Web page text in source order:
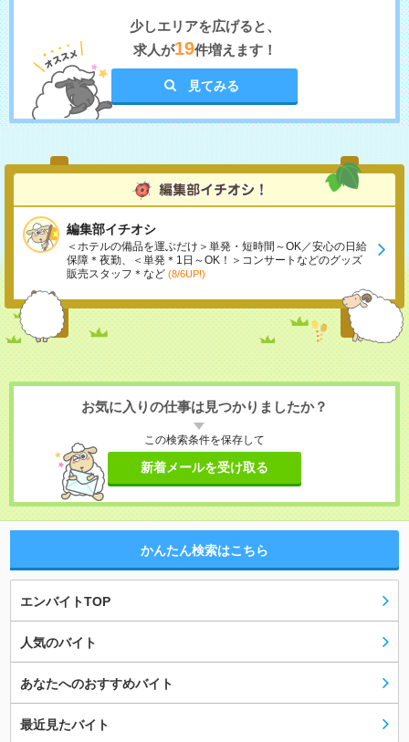
少しエリアを広げると、
求人が19件増えます！
見てみる
編集部イチオシ
＜ホテルの備品を運ぶだけ＞単発・短時間～OK／安心の日給
保障＊夜勤、＜単発＊1日～OK！＞コンサートなどのグッズ
販売スタッフ＊など (8/6UP!)
お気に入りの仕事は見つかりましたか？
この検索条件を保存して
新着メールを受け取る
かんたん検索はこちら
エンバイトTOP
人気のバイト
あなたへのおすすめバイト
最近見たバイト